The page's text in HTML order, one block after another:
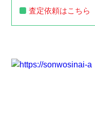
査定依頼はこちら